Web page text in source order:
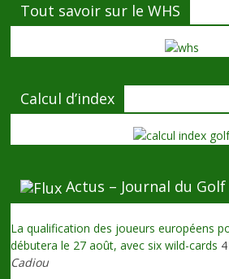
Tout savoir sur le WHS
Calcul d’index
Actus – Journal du Golf
La qualification des joueurs européens
débutera le 27 août, avec six wild-cards
Cadiou